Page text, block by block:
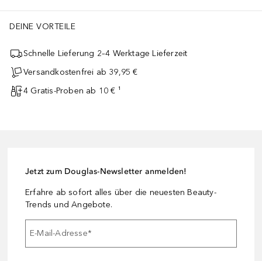
DEINE VORTEILE
Schnelle Lieferung 2–4 Werktage Lieferzeit
Versandkostenfrei ab 39,95 €
4 Gratis-Proben ab 10 € ¹
Jetzt zum Douglas-Newsletter anmelden!
Erfahre ab sofort alles über die neuesten Beauty-
Trends und Angebote.
E-Mail-Adresse*